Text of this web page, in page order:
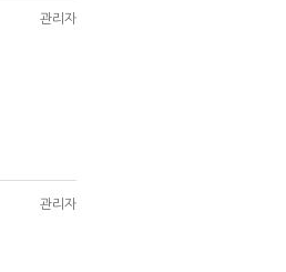
관리자
관리자